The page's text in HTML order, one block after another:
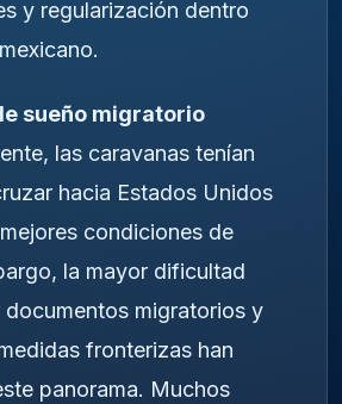
y regularización dentro
sueño migratorio
las caravanas tenían
hacia Estados Unidos
condiciones de
la mayor dificultad
documentos migratorios y
fronterizas han
panorama. Muchos